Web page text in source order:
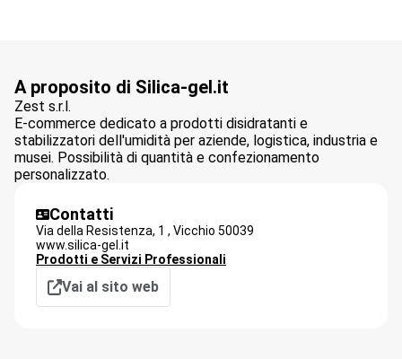
A proposito di Silica-gel.it
Zest s.r.l.
E-commerce dedicato a prodotti disidratanti e
stabilizzatori dell'umidità per aziende, logistica, industria e
musei. Possibilità di quantità e confezionamento
personalizzato.
Contatti
Via della Resistenza, 1 , Vicchio 50039
www.silica-gel.it
Prodotti e Servizi Professionali
Vai al sito web